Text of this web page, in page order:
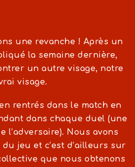
une revanche ! Après un
la semaine dernière,
un autre visage, notre
visage.
rentrés dans le match en
dans chaque duel (une
l’adversaire). Nous avons
jeu et c’est d’ailleurs sur
que nous obtenons